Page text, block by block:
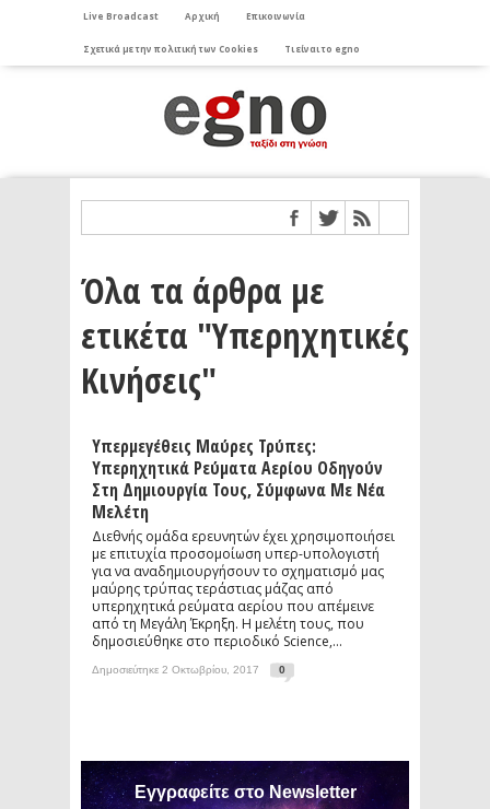
Live Broadcast Αρχική Επικοινωνία
Σχετικά με την πολιτική των Cookies Τι είναι το egno
Όλα τα άρθρα με
ετικέτα "Υπερηχητικές
Κινήσεις"
Υπερμεγέθεις Μαύρες Τρύπες:
Υπερηχητικά Ρεύματα Αερίου Οδηγούν
Στη Δημιουργία Τους, Σύμφωνα Με Νέα
Μελέτη
Διεθνής ομάδα ερευνητών έχει χρησιμοποιήσει
με επιτυχία προσομοίωση υπερ-υπολογιστή
για να αναδημιουργήσουν το σχηματισμό μας
μαύρης τρύπας τεράστιας μάζας από
υπερηχητικά ρεύματα αερίου που απέμεινε
από τη Μεγάλη Έκρηξη. Η μελέτη τους, που
δημοσιεύθηκε στο περιοδικό Science,...
Δημοσιεύτηκε 2 Οκτωβρίου, 2017 0
Εγγραφείτε στο Newsletter